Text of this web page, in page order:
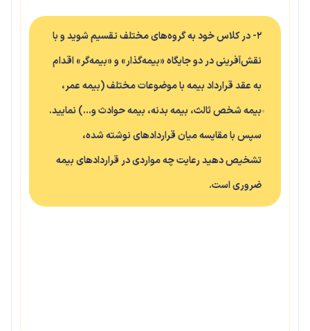
۲- در کلاس خود به گروه‌های مختلف تقسیم شوید و با
نقش‌آفرینی در دو جایگاه «بیمه‌گذار» و «بیمه‌گر» اقدام
به عقد قرارداد بیمه با موضوعات مختلف (بیمه عمر،
بیمه شخص ثالث، بیمه بدنه، بیمه حوادث و…) نمایید.
سپس با مقایسه میان قراردادهای نوشته شده،
تشخیص دهید رعایت چه مواردی در قراردادهای بیمه
ضروری است.